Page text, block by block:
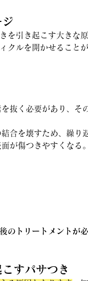
を引き起こす大きな
クルを開かせること
抜く必要があり、そ
合を壊すため、繰り
が傷つきやすくなる。
のトリートメントが必
すパサつき